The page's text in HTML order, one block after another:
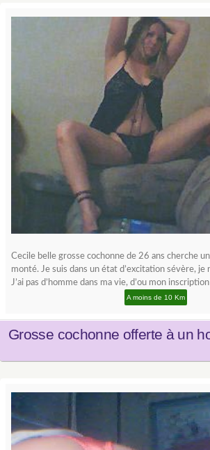
Cecile belle grosse cochonne de 26 ans cherche
monté. Je suis dans un état d’excitation sévère, je
J’ai pas d’homme dans ma vie, d’ou mon
A moins de 10 Km
Grosse cochonne offerte à un